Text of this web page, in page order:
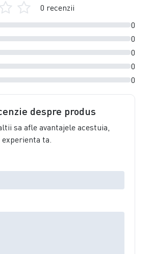
0
0
0
0
0
0 recenzii
despre produs
sa afle avantajele acestuia,
experienta ta.